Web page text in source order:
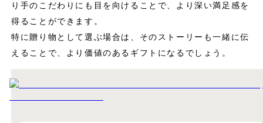
り手のこだわりにも目を向けることで、より深い満足感を
得ることができます。
特に贈り物として選ぶ場合は、そのストーリーも一緒に伝
えることで、より価値のあるギフトになるでしょう。